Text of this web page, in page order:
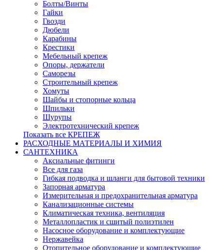
Болты/Винты
Гайки
Гвозди
Дюбели
Карабины
Крестики
Мебельный крепеж
Опоры, держатели
Саморезы
Строительный крепеж
Хомуты
Шайбы и стопорные кольца
Шпильки
Шурупы
Электротехнический крепеж
Показать все КРЕПЕЖ
РАСХОДНЫЕ МАТЕРИАЛЫ И ХИМИЯ
САНТЕХНИКА
Аксиальные фитинги
Все для газа
Гибкая подводка и шланги для бытовой техники
Запорная арматура
Измерительная и предохранительная арматура
Канализационные системы
Климатическая техника, вентиляция
Металлопластик и сшитый полиэтилен
Насосное оборудование и комплектующие
Нержавейка
Отопительное оборудование и комплектующие